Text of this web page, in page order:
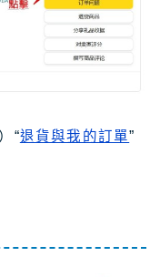
“退貨與我的訂單”